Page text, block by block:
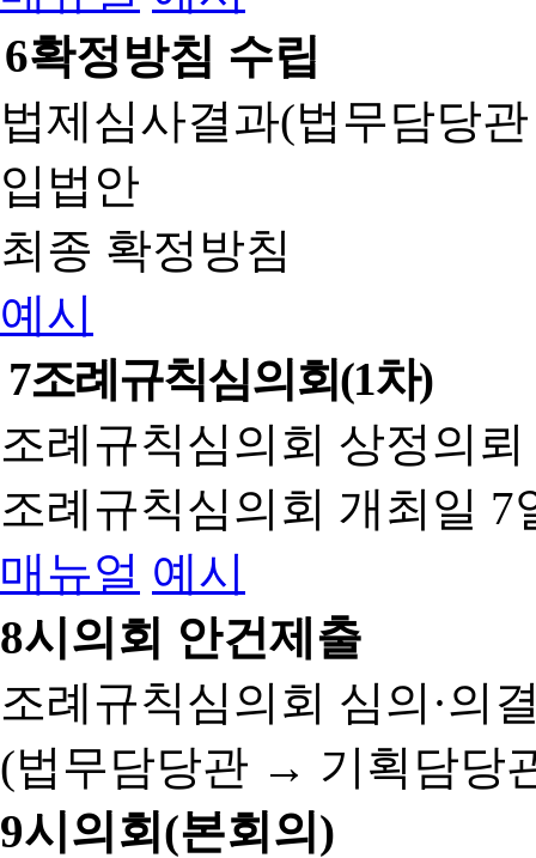
6확정방침 수립
법제심사결과(법무담당
입법안
최종 확정방침
예시
7조례규칙심의회(1차)
조례규칙심의회 상정의
조례규칙심의회 개최일 7
매뉴얼 예시
8시의회 안건제출
조례규칙심의회 심의·의
(법무담당관 → 기획담당
9시의회(본회의)